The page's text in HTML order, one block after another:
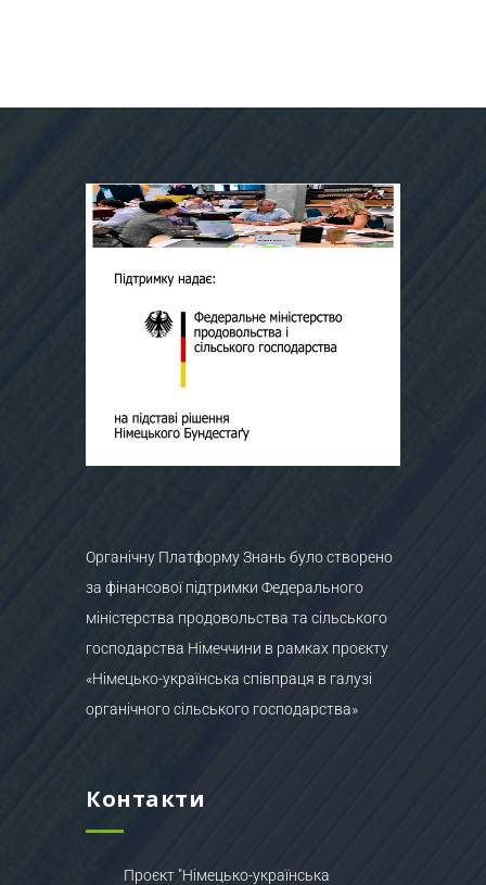
Органічну Платформу Знань було створено
за фінансової підтримки Федерального
міністерства продовольства та сільського
господарства Німеччини в рамках проєкту
«Німецько-українська співпраця в галузі
органічного сільського господарства»
Контакти
Проєкт "Німецько-українська